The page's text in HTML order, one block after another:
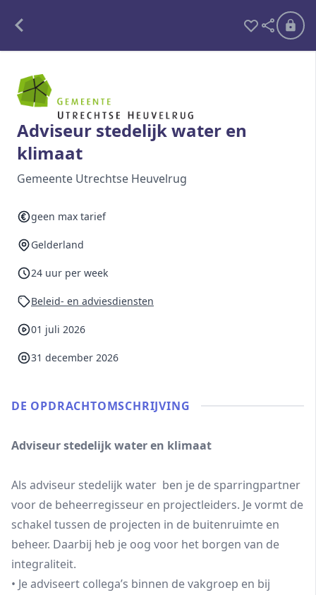
Freelance
Detachering
Interim opdrachten statistiek
Adviseur stedelijk water en
klimaat
Gemeente Utrechtse Heuvelrug
geen max tarief
Gelderland
24 uur per week
Beleid- en adviesdiensten
01 juli 2026
31 december 2026
DE OPDRACHT­OMSCHRIJVING
Adviseur stedelijk water en klimaat
Als adviseur stedelijk water ben je de sparringpartner
voor de beheerregisseur en projectleiders. Je vormt de
schakel tussen de projecten in de buitenruimte en
beheer. Daarbij heb je oog voor het borgen van de
integraliteit.
• Je adviseert collega’s binnen de vakgroep en bij